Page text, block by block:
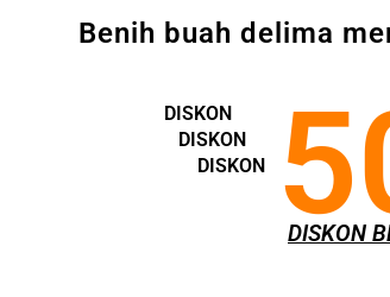
Benih buah delima
DISKON
DISKON
DISKON
DISKON